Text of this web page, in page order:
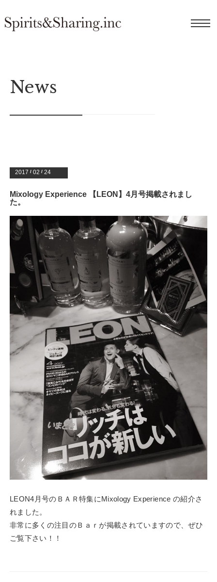
2017 / 02 / 24
Mixology Experience 【LEON】4月号掲載されまし
た。
LEON4月号のＢＡＲ特集にMixology Experience の紹介さ
れました。
非常に多くの注目のＢａｒが掲載されていますので、ぜひ
ご覧下さい！！
News